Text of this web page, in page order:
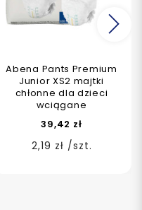
Abena Pants Premium
Junior XS2 majtki
chłonne dla dzieci
wciągane
39,42 zł
2,19 zł /szt.